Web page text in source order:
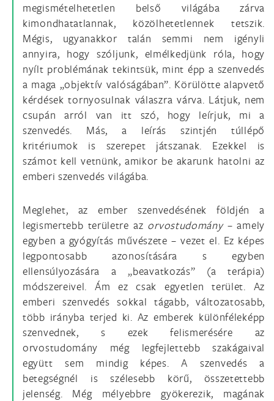
megismételhetetlen belső világába zárva
kimondhatatlannak, közölhetetlennek tetszik.
Mégis, ugyanakkor talán semmi nem igényli
annyira, hogy szóljunk, elmélkedjünk róla, hogy
nyílt problémának tekintsük, mint épp a szenvedés
a maga „objektív valóságában”. Körülötte alapvető
kérdések tornyosulnak válaszra várva. Látjuk, nem
csupán arról van itt szó, hogy leírjuk, mi a
szenvedés. Más, a leírás szintjén túllépő
kritériumok is szerepet játszanak. Ezekkel is
számot kell vetnünk, amikor be akarunk hatolni az
emberi szenvedés világába.
Meglehet, az ember szenvedésének földjén a
legismertebb területre az orvostudomány– amely
egyben a gyógyítás művészete – vezet el. Ez képes
legpontosabb azonosítására s egyben
ellensúlyozására a „beavatkozás” (a terápia)
módszereivel. Ám ez csak egyetlen terület. Az
emberi szenvedés sokkal tágabb, változatosabb,
több irányba terjed ki. Az emberek különféleképp
szenvednek, s ezek felismerésére az
orvostudomány még legfejlettebb szakágaival
együtt sem mindig képes. A szenvedés a
betegségnél is szélesebb körű, összetettebb
jelenség. Még mélyebbre gyökerezik, magának